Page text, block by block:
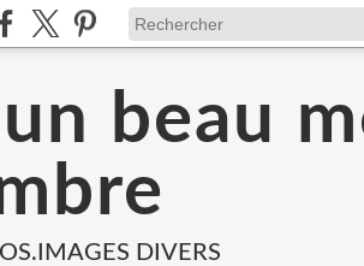
beau
DIVERS